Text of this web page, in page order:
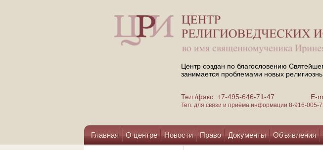
Центр создан по благословению
занимается проблемами новых
Тел./факс: +7-495-646-71-47 E-
Тел. для связи и приёма информации 8-916-005-
Главная О центре Новости Право Документы Объявления